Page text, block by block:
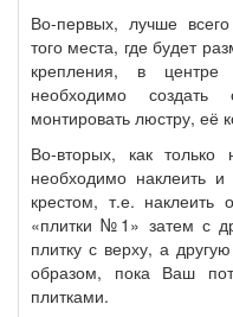
Во-первых, лучше
того места, где будет
крепления, в центре
необходимо
монтировать люстру, её
Во-вторых, как
необходимо наклеить
крестом, т.е. наклеить
«плитки №1» затем с
плитку с верху, а
образом, пока Ваш
плитками.